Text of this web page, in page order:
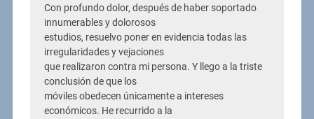
Con profundo dolor, después de haber soportado
innumerables y dolorosos
estudios, resuelvo poner en evidencia todas las
irregularidades y vejaciones
que realizaron contra mi persona. Y llego a la triste
conclusión de que los
móviles obedecen únicamente a intereses
económicos. He recurrido a la